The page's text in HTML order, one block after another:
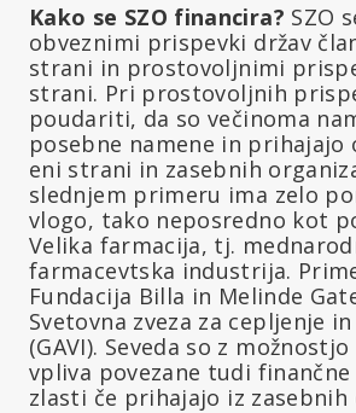
Kako se SZO financira? SZO
obveznimi prispevki držav
strani in prostovoljnimi
strani. Pri prostovoljnih
poudariti, da so večinoma
posebne namene in prihajajo
eni strani in zasebnih
slednjem primeru ima zelo
vlogo, tako neposredno kot
Velika farmacija, tj.
farmacevtska industrija.
Fundacija Billa in Melinde
Svetovna zveza za cepljenje
(GAVI). Seveda so z
vpliva povezane tudi finančne
zlasti če prihajajo iz zasebnih